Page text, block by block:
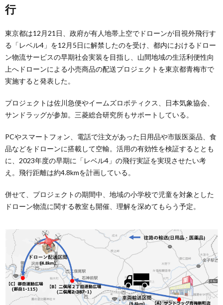
行
東京都は12月21日、政府が有人地帯上空でドローンが目視外飛行す
る「レベル4」を12月5日に解禁したのを受け、都内におけるドロー
ン物流サービスの早期社会実装を目指し、山間地域の生活利便性向
上へドローンによる小売商品の配送プロジェクトを東京都青梅市で
実施すると発表した。
プロジェクトは佐川急便やイームズロボティクス、日本気象協会、
サンドラッグが参加。三菱総合研究所もサポートしている。
PCやスマートフォン、電話で注文があった日用品や市販医薬品、食
品などをドローンに搭載して空輸。活用の有効性を検証するととも
に、2023年度の早期に「レベル4」の飛行実証を実現させたい考
え。飛行距離は約4.8kmを計画している。
併せて、プロジェクトの期間中、地域の小学校で児童を対象とした
ドローン物流に関する教室も開催、理解を深めてもらう予定。